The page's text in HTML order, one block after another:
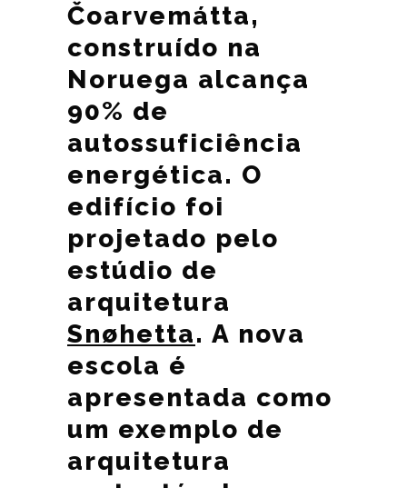
Čoarvemátta,
construído na
Noruega alcança
90% de
autossuficiência
energética. O
edifício foi
projetado pelo
estúdio de
arquitetura
Snøhetta. A nova
escola é
apresentada como
um exemplo de
arquitetura